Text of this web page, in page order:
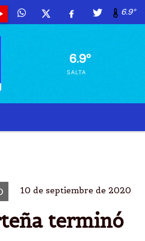
6.9º
6.9º
SALTA
10 de septiembre de 2020
terminó